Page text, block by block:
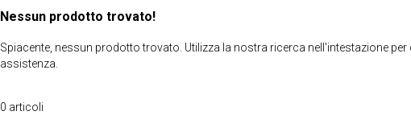
Nessun prodotto trovato!
Spiacente, nessun prodotto trovato. Utilizza la nostra ricerca nell'intestazione
assistenza.
0 articoli